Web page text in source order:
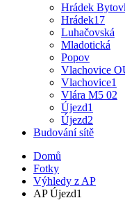
Hrádek
Hrádek17
Luhačovská
Mladotická
Popov
Vlachovice
Vlachovice1
Vlára M5 02
Újezd1
Újezd2
Budování sítě
Domů
Fotky
Výhledy z AP
AP Újezd1